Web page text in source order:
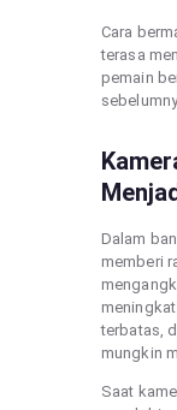
Cara
terasa
pemain
Dalam
memberi
terbatas,
mungkin
Saat